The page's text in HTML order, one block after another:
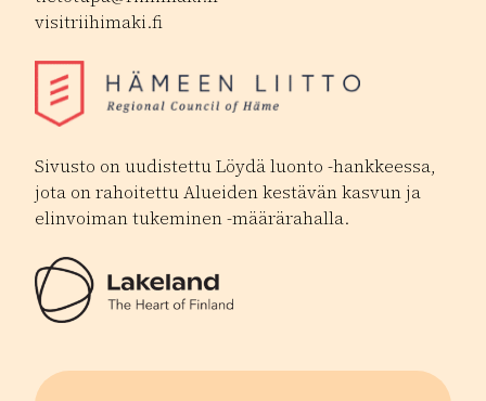
visitriihimaki.fi
Sivusto on uudistettu Löydä luonto -hankkeessa,
jota on rahoitettu Alueiden kestävän kasvun ja
elinvoiman tukeminen -määrärahalla.